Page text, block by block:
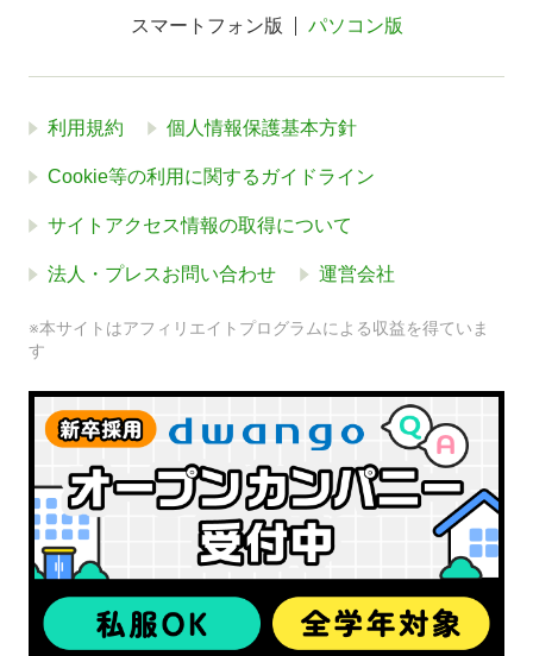
スマートフォン版 パソコン版
利用規約 個人情報保護基本方針
Cookie等の利用に関するガイドライン
サイトアクセス情報の取得について
法人・プレスお問い合わせ 運営会社
※本サイトはアフィリエイトプログラムによる収益を得ていま
す